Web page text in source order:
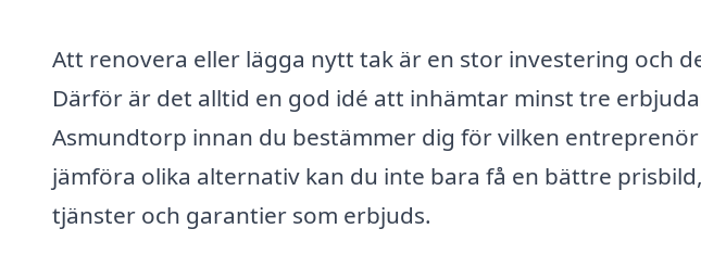
Att renovera eller lägga nytt tak är en stor investering och
Därför är det alltid en god idé att inhämtar minst tre
Asmundtorp innan du bestämmer dig för vilken
jämföra olika alternativ kan du inte bara få en bättre
tjänster och garantier som erbjuds.